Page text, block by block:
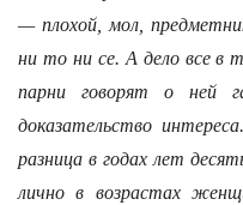
— плохой, мол,
ни то ни се. А дело все в
парни говорят о ней
доказательство
разница в годах лет
лично в возрастах